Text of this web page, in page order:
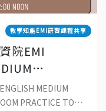
教學知能EMI研習課程共享
院EMI
MEDIUM
PRACTICE TO